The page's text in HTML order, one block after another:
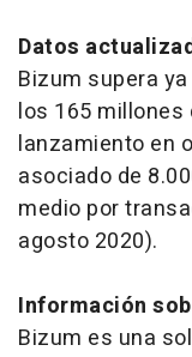
Datos
Bizum supera
los 165
lanzamiento en
asociado de
medio por
agosto 2020).
Información
Bizum es una